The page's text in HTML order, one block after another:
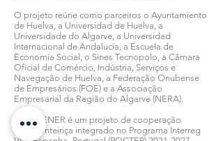
O projeto reúne como parceiros o Ayuntamiento
de Huelva, a Universidad de Huelva, a
Universidade do Algarve, a Universidad
Internacional de Andalucía, a Escuela de
Economía Social, o Sines Tecnopolo, a Câmara
Oficial de Comércio, Indústria, Serviços e
Navegação de Huelva, a Federação Onubense
de Empresários (FOE) e a Associação
Empresarial da Região do Algarve (NERA).
O GREENER é um projeto de cooperação
transfronteiriça integrado no Programa Interreg